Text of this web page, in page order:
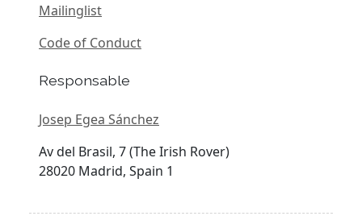
Mailinglist
Code of Conduct
Responsable
Josep Egea Sánchez
Av del Brasil, 7 (The Irish Rover)
28020 Madrid, Spain 1